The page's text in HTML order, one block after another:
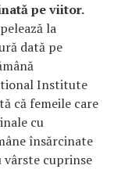
pe viitor.
la
dată pe
Institute
că femeile care
cu
însărcinate
cuprinse